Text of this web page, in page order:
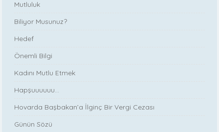
Mutluluk
Biliyor Musunuz?
Hedef
Önemli Bilgi
Kadını Mutlu Etmek
Hapşuuuuuu...
Hovarda Başbakan’a İlginç Bir Vergi Cezası
Günün Sözü